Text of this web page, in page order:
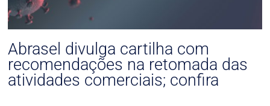
Abrasel divulga cartilha com
recomendações na retomada das
atividades comerciais; confira